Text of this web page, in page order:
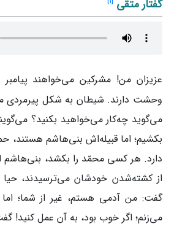
گفتار متقی
عزیزان من! مشرکین می‌خواهند پیامبر
وحشت دارند. شیطان به شکل پیرمردی
می‌گوید چه‌کار می‌خواهید بکنید؟
بکشیم؛ اما قبیله‌اش بنی‌هاشم
دارد. هر کسی محمّد را بکشد، بنی‌هاشم
از کشته‌شدن خودشان می‌ترسیدند،
گفت: من آدمی هستم، غیر از شما؛
می‌زنم؛ اگر خوب بود، به آن عمل کنید!